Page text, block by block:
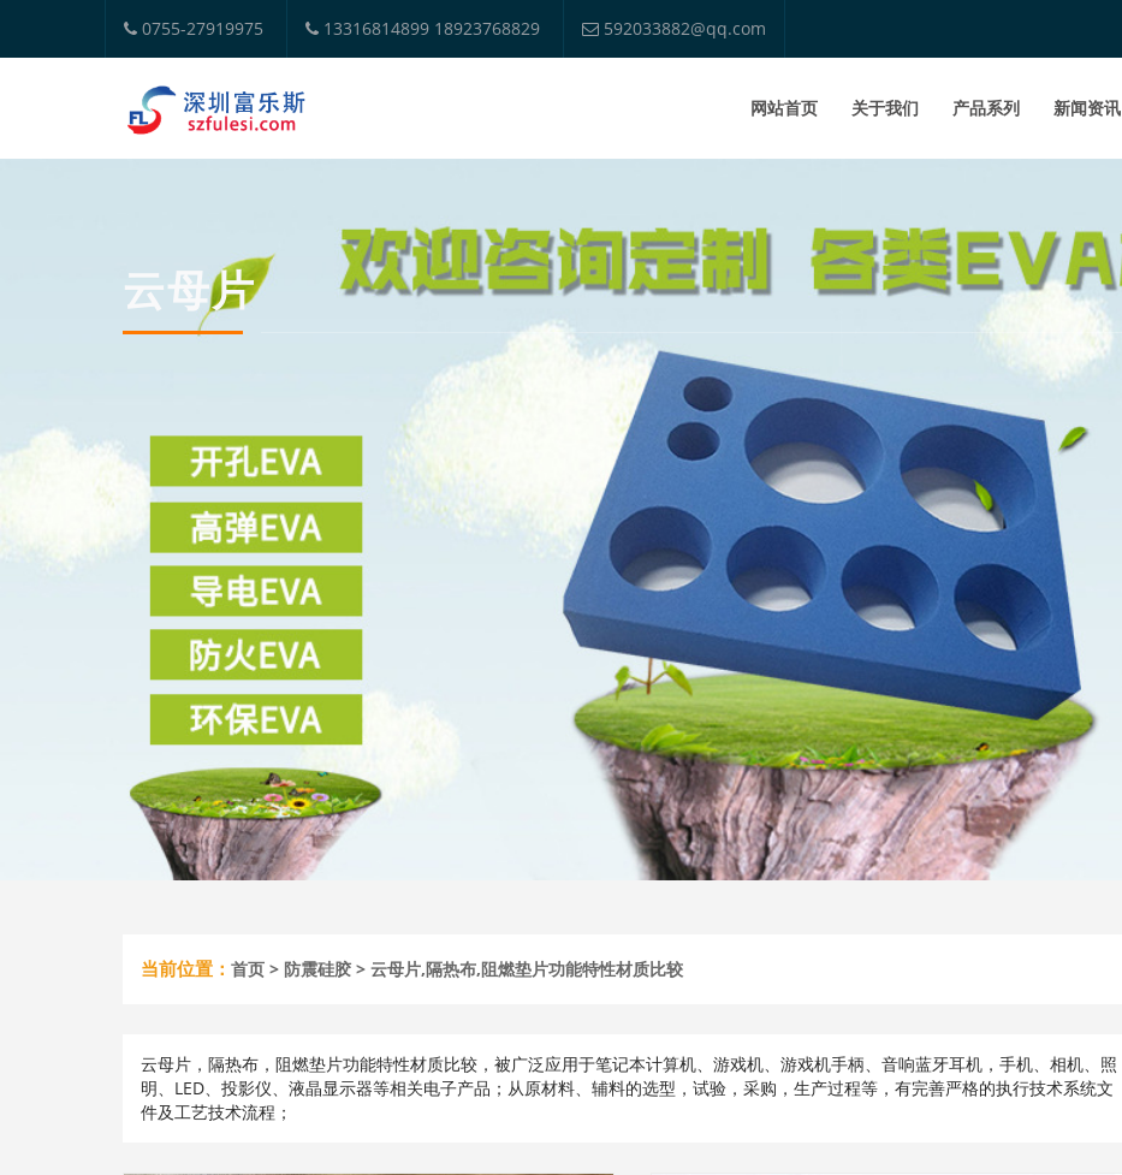
0755-27919975 13316814899 18923768829 592033882@qq.com
网站首页 关于我们 产品系列 新闻资讯
云母片
当前位置： 首页 > 防震硅胶 > 云母片,隔热布,阻燃垫片功能特性材质比较
云母片，隔热布，阻燃垫片功能特性材质比较，被广泛应用于笔记本计算机、游戏机、游戏机手柄、音响蓝牙耳机，手机、相机、照
明、LED、投影仪、液晶显示器等相关电子产品；从原材料、辅料的选型，试验，采购，生产过程等，有完善严格的执行技术系统文
件及工艺技术流程；